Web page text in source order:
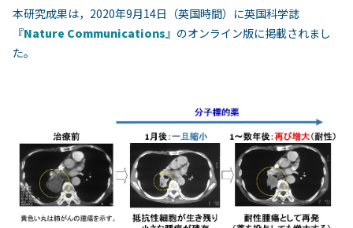
本研究成果は，2020年9月14日（英国時間）に英国科学誌
『Nature Communications』のオンライン版に掲載されまし
た。